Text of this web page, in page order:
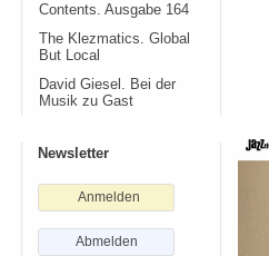
Contents. Ausgabe 164
The Klezmatics. Global
But Local
David Giesel. Bei der
Musik zu Gast
Newsletter
Anmelden
Abmelden